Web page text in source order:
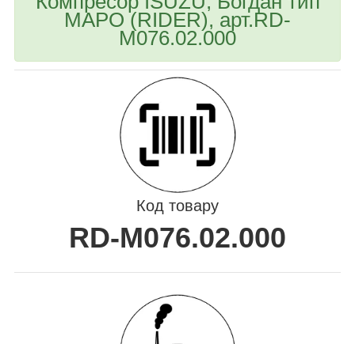
MAPO (RIDER), арт.RD-
M076.02.000
Код товару
RD-M076.02.000